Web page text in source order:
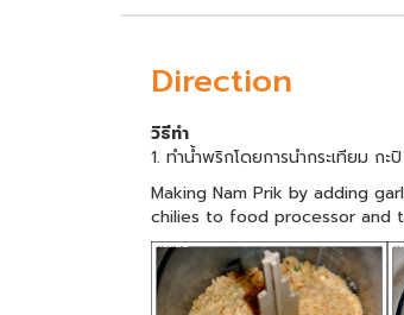
Direction
วิธีทำ
1. ทำน้ำพริกโดยการนำกระเทียม ก
Making Nam Prik by adding
chilies to food processor and